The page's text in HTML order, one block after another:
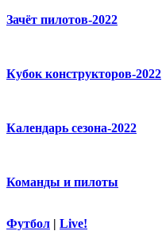
Зачёт пилотов-2022
Кубок конструкторов-2022
Календарь сезона-2022
Команды и пилоты
Футбол | Live!